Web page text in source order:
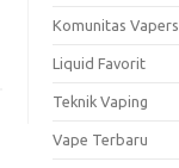
Komunitas Vapers
Liquid Favorit
Teknik Vaping
Vape Terbaru